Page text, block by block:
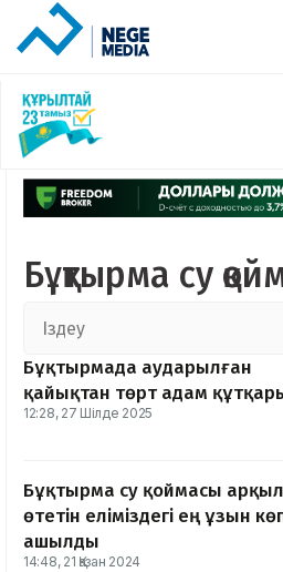
Бұқтырма су
Бұқтырмада аударылған
қайықтан төрт адам
12:28, 27 Шілде 2025
Бұқтырма су қоймасы
өтетін еліміздегі ең ұзын
ашылды
14:48, 21 Қазан 2024